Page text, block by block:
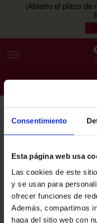
Consentimiento
Esta página web usa
Las cookies de este
y se usan para
ofrecer funciones de
Además, compartimos
haga del sitio web con
¡Abierto el plazo de
ES EU
últimas noticias y
Email
He leído y acepto la